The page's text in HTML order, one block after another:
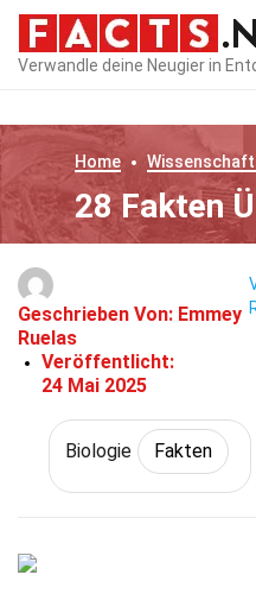
Verwandle deine Neugier in
Home Wissenschaft
28 Fakten
Geschrieben Von: Emmey
Ruelas
Veröffentlicht:
24 Mai 2025
Biologie Fakten